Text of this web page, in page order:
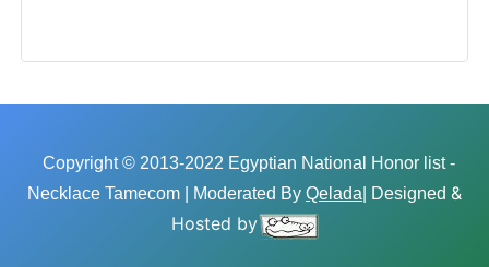
Copyright © 2013-2022 Egyptian National Honor list -
Necklace Tamecom | Moderated ByQelada | Designed&
Hosted by